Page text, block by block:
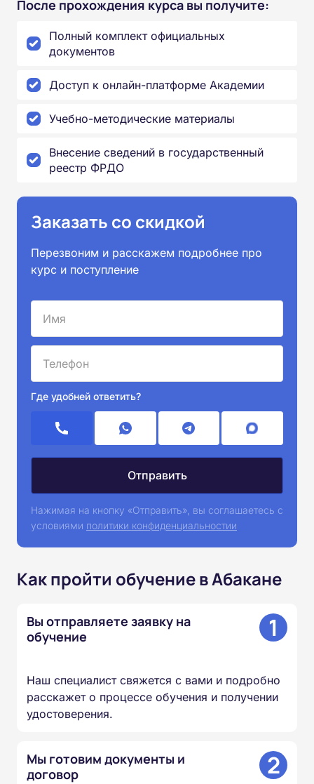
После прохождения курса вы получите:
Полный комплект официальных
документов
Доступ к онлайн-платформе Академии
Учебно-методические материалы
Внесение сведений в государственный
реестр ФРДО
Заказать со скидкой
Перезвоним и расскажем подробнее про
курс и поступление
Где удобней ответить?
Нажимая на кнопку «Отправить», вы соглашаетесь с
условиями политики конфиденциальностии
Как пройти обучение в Абакане
Вы отправляете заявку на
обучение
1
Наш специалист свяжется с вами и подробно
расскажет о процессе обучения и получении
удостоверения.
Мы готовим документы и
договор
2